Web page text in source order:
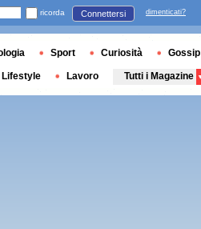
ricorda Connettersi dimenticati?
Sport Curiosità Gossip
Lifestyle Lavoro Tutti i Magazine